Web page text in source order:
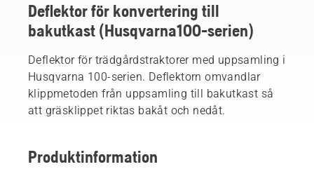
Deflektor för konvertering till
bakutkast (Husqvarna100-serien)
Deflektor för trädgårdstraktorer med uppsamling i
Husqvarna 100-serien. Deflektorn omvandlar
klippmetoden från uppsamling till bakutkast så
att gräsklippet riktas bakåt och nedåt.
Produktinformation